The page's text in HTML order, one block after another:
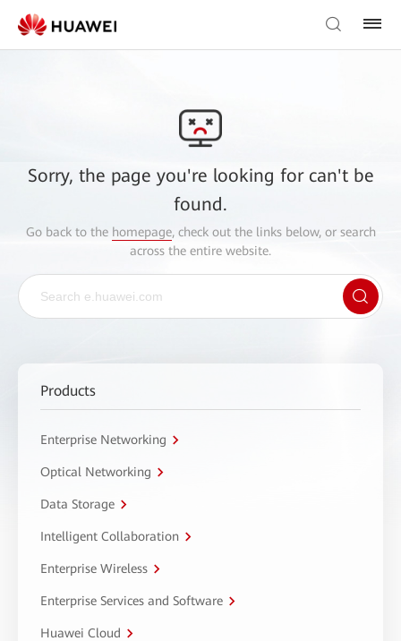
Sorry, the page you're looking for can't be
found.
Go back to the homepage, check out the links below, or search
across the entire website.
Products
Enterprise Networking
Optical Networking
Data Storage
Intelligent Collaboration
Enterprise Wireless
Enterprise Services and Software
Huawei Cloud